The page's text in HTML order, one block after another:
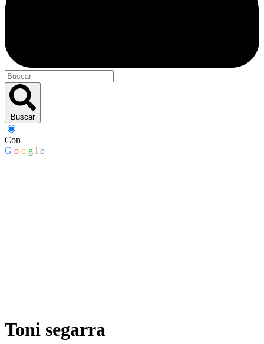
Buscar
Con
G o o g l e
Toni segarra